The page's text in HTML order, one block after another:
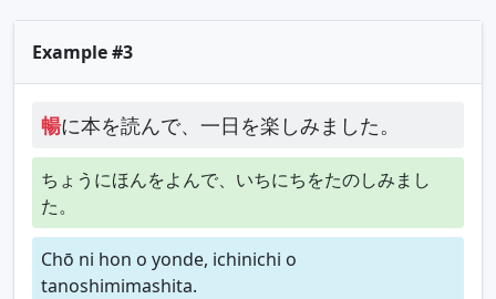
Example #3
暢に本を読んで、一日を楽しみました。
ちょうにほんをよんで、いちにちをたのしみまし
た。
Chō ni hon o yonde, ichinichi o
tanoshimimashita.